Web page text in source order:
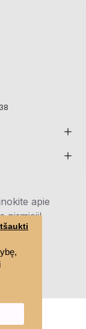
apie
pirmieji!